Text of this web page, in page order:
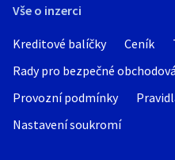
Vše o inzerci
Kreditové balíčky Ceník
Rady pro bezpečné
Provozní podmínky
Nastavení soukromí